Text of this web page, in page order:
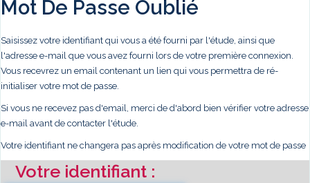
Mot De Passe Oublié
Saisissez votre identifiant qui vous a été fourni par l'étude, ainsi que
l'adresse e-mail que vous avez fourni lors de votre première connexion.
Vous recevrez un email contenant un lien qui vous permettra de ré-
initialiser votre mot de passe.
Si vous ne recevez pas d'email, merci de d'abord bien vérifier votre adresse
e-mail avant de contacter l'étude.
Votre identifiant ne changera pas après modification de votre mot de passe
Votre identifiant